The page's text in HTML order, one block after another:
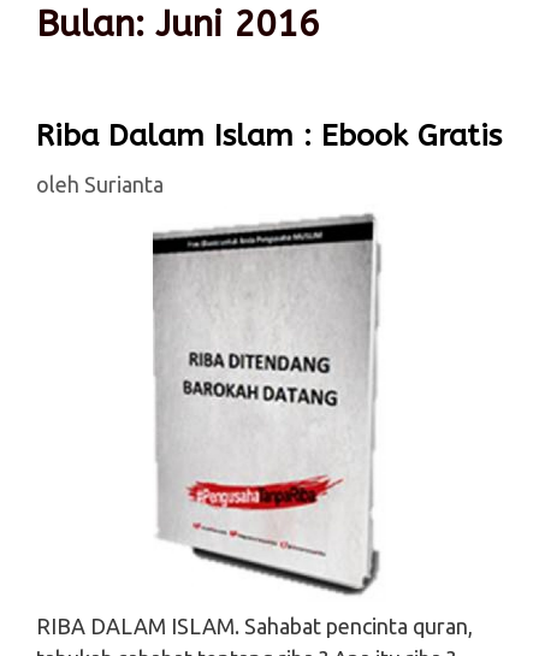
Bulan: Juni 2016
Riba Dalam Islam : Ebook Gratis
oleh Surianta
RIBA DALAM ISLAM. Sahabat pencinta quran,